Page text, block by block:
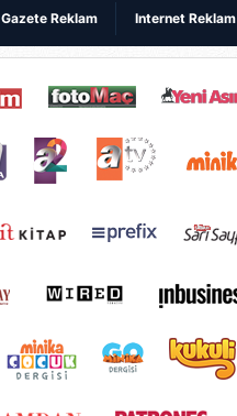
Gazete Reklam Internet Reklam